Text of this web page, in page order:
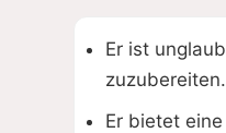
Er ist
zuzubereiten.
Er bietet